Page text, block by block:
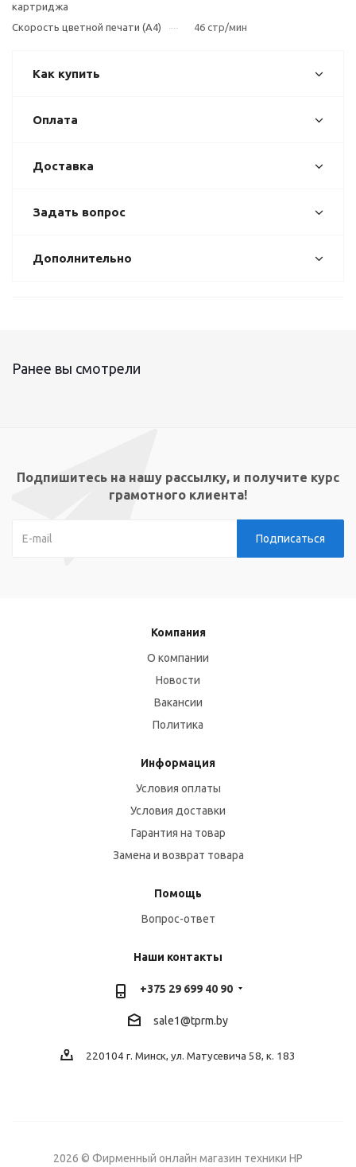
картриджа
Скорость цветной печати (А4) 46 стр/мин
Как купить
Оплата
Доставка
Задать вопрос
Дополнительно
Ранее вы смотрели
Подпишитесь на нашу рассылку, и получите курс
грамотного клиента!
Компания
О компании
Новости
Вакансии
Политика
Информация
Условия оплаты
Условия доставки
Гарантия на товар
Замена и возврат товара
Помощь
Вопрос-ответ
Наши контакты
+375 29 699 40 90
sale1@tprm.by
220104 г. Минск, ул. Матусевича 58, к. 183
2026 © Фирменный онлайн магазин техники HP